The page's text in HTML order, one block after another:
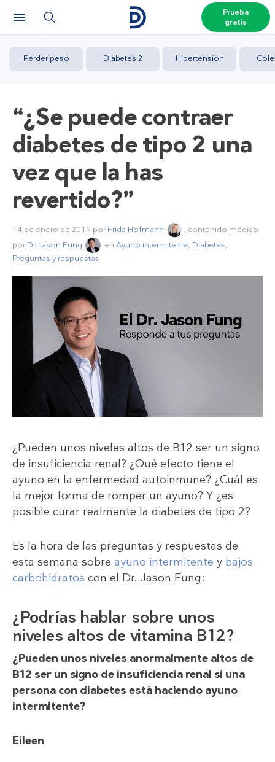
Prueba
gratis
Perder peso Diabetes 2 Hipertensión
“¿Se puede contraer
diabetes de tipo 2 una
vez que la has
revertido?”
14 de enero de 2019 por Frida Hofmann
, contenido médico
por Dr. Jason Fung en Ayuno intermitente, Diabetes,
Preguntas y respuestas
¿Pueden unos niveles altos de B12 ser un signo
de insuficiencia renal? ¿Qué efecto tiene el
ayuno en la enfermedad autoinmune? ¿Cuál es
la mejor forma de romper un ayuno? Y ¿es
posible curar realmente la diabetes de tipo 2?
Es la hora de las preguntas y respuestas de
esta semana sobre ayuno intermitente y bajos
carbohidratos con el Dr. Jason Fung:
¿Podrías hablar sobre unos
niveles altos de vitamina B12?
¿Pueden unos niveles anormalmente altos de
B12 ser un signo de insuficiencia renal si una
persona con diabetes está haciendo ayuno
intermitente?
Eileen